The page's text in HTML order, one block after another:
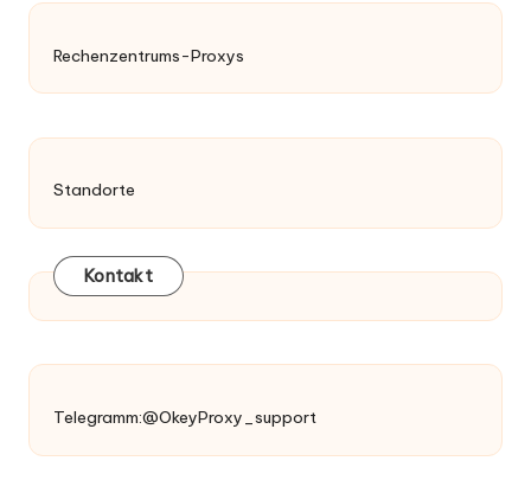
Rechenzentrums-Proxys
Standorte
Kontakt
Telegramm:@OkeyProxy_support